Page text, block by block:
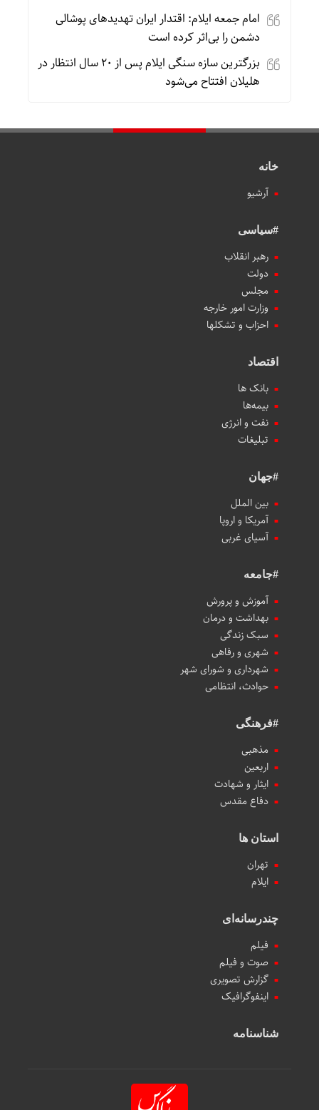
امام جمعه ایلام: اقتدار ایران تهدیدهای پوشالی
دشمن را بی‌اثر کرده است
بزرگترین سازه سنگی ایلام پس از ۲۰ سال انتظار در
هلیلان افتتاح می‌شود
خانه
آرشیو
#سیاسی
رهبر انقلاب
دولت
مجلس
وزارت امور خارجه
احزاب و تشکلها
اقتصاد
بانک ها
بیمه‌ها
نفت و انرژی
تبلیغات
#جهان
بین الملل
آمریکا و اروپا
آسیای غربی
#جامعه
آموزش و پرورش
بهداشت و درمان
سبک زندگی
شهری و رفاهی
شهرداری و شورای شهر
حوادث، انتظامی
#فرهنگی
مذهبی
اربعین
ایثار و شهادت
دفاع مقدس
استان ها
تهران
ایلام
چندرسانه‌ای
فیلم
صوت و فیلم
گزارش تصویری
اینفوگرافیک
شناسنامه